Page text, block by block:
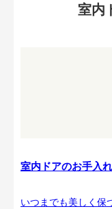
室内
室内ドアのお手入れ
いつまでも美しく保